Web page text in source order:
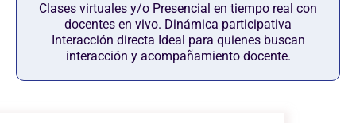
Clases virtuales y/o Presencial en tiempo real con
docentes en vivo. Dinámica participativa
Interacción directa Ideal para quienes buscan
interacción y acompañamiento docente.